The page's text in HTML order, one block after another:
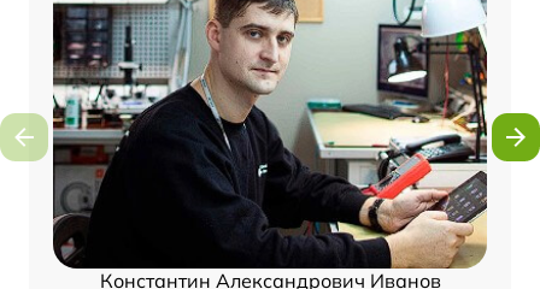
Константин Александрович Иванов